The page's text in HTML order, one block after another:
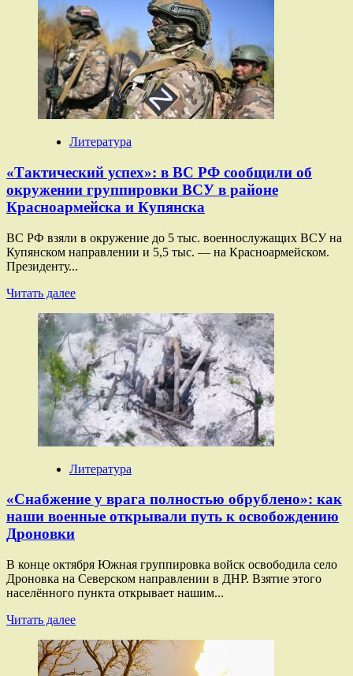
«Пресечены
попытки
вырваться
из
кольца»:
МО
сообщило
подробности
об окружении
группировок
противника
Литература
«Тактический успех»: в ВС РФ сообщили об
окружении группировки ВСУ в районе
Красноармейска и Купянска
ВС РФ взяли в окружение до 5 тыс. военнослужащих ВСУ на
Купянском направлении и 5,5 тыс. — на Красноармейском.
Президенту...
Читать далееПрочитать
«Тактический
успех»:
в
ВС
РФ
сообщили
об
окружении
группировки
ВСУ
в
Красноармейска
и
Литература
«Снабжение у врага полностью обрублено»: как
наши военные открывали путь к освобождению
Дроновки
В конце октября Южная группировка войск освободила село
Дроновка на Северском направлении в ДНР. Взятие этого
населённого пункта открывает нашим...
Читать далееПрочитать
о
«Снабжение